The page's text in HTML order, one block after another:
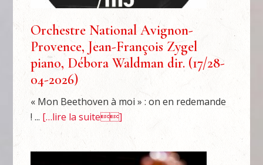
Orchestre National Avignon-
Provence, Jean-François Zygel
piano, Débora Waldman dir. (17/28-
04-2026)
« Mon Beethoven à moi » : on en redemande
! ... […lire la suite]